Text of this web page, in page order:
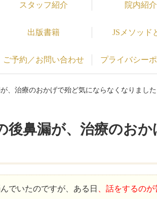
スタッフ紹介 院内紹介
出版書籍 JSメソッド
ご予約／お問い合わせ プライバシー
、治療のおかげで殆ど気にならなくなりまし
後鼻漏が、治療のお
でいたのですが、ある日
、話をするの